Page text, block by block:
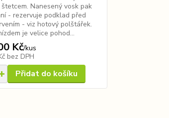
Nanesený vosk pak
- rezervuje podklad před
- viz hotový polštářek.
je velice pohod...
Kč/kus
bez DPH
Přidat do košíku